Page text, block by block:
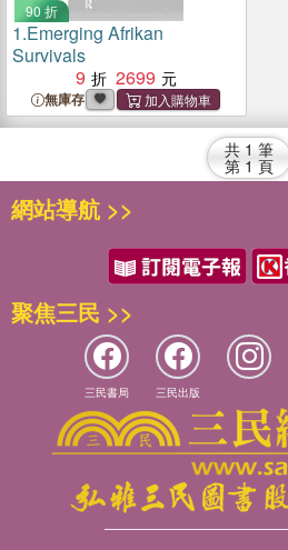
90 折
1.Emerging Afrikan
Survivals
9
2699
無庫存
共 1 筆
第 1 頁
網站導航 >>
聚焦三民 >>
三民書局 三民出版